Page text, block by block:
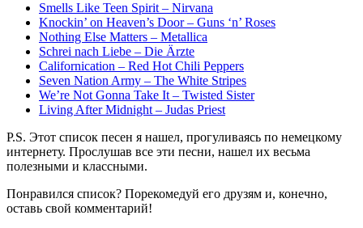
Smells Like Teen Spirit – Nirvana
Knockin’ on Heaven’s Door – Guns ‘n’ Roses
Nothing Else Matters – Metallica
Schrei nach Liebe – Die Ärzte
Californication – Red Hot Chili Peppers
Seven Nation Army – The White Stripes
We’re Not Gonna Take It – Twisted Sister
Living After Midnight – Judas Priest
P.S. Этот список песен я нашел, прогуливаясь по немецкому
интернету. Прослушав все эти песни, нашел их весьма
полезными и классными.
Понравился список? Порекомедуй его друзям и, конечно,
оставь свой комментарий!